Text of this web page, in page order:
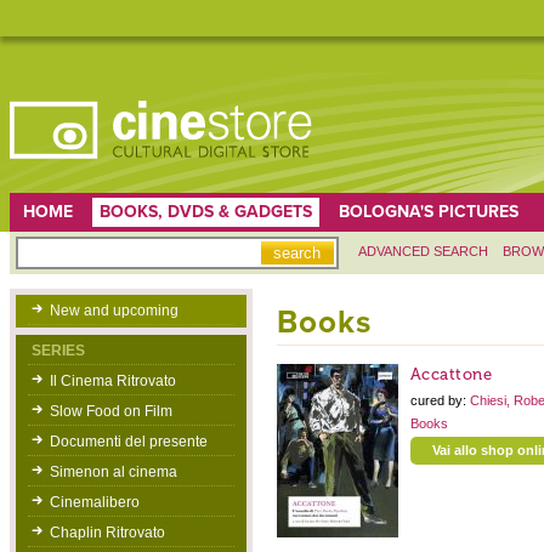
HOME BOOKS, DVDS & GADGETS BOLOGNA'S PICTURES
ADVANCED SEARCH
New and upcoming
SERIES
Il Cinema Ritrovato
Slow Food on Film
Documenti del presente
Simenon al cinema
Cinemalibero
Chaplin Ritrovato
Books
Accattone
cured by: Chiesi,
Books
Vai allo shop